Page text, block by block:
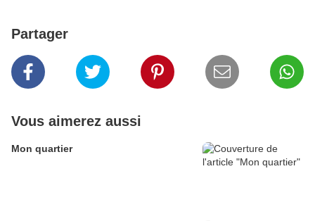
Partager
Vous aimerez aussi
Mon quartier